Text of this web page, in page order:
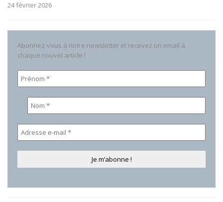
24 février 2026
Abonnez-vous à notre newsletter et recevez un email à
chaque nouvel article !